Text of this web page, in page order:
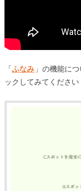
「ふなみ 」の機能に
ックしてみてください